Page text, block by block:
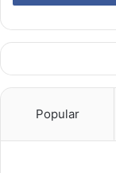
Popular